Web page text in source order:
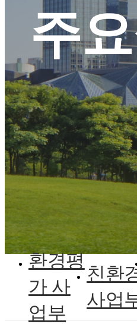
주
환경평
가 사
업부
친환
사업